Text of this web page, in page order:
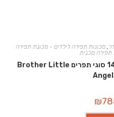
מכונות תפירה לילדים - מכונת תפירה
תפירה מכנית
מכונת תפירה ברדר לילדים עם 14 סוגי תפרים Brother Little
₪